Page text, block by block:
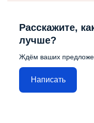
Расскажите,
лучше?
Ждём ваших
Написать